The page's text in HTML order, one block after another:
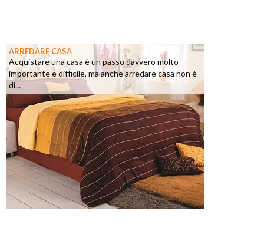
ARREDARE CASA
Acquistare una casa è un passo davvero molto
importante e difficile, ma anche arredare casa non è
di...